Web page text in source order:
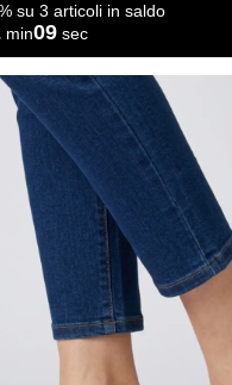
Donna
Bambino
su 3 articoli in saldo
min09 sec